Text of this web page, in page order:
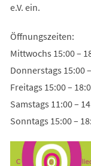
e.V. ein.
Öffnungszeiten:
Mittwochs 15:00 –
Donnerstags 15:00
Freitags 15:00 –
Samstags 11:00 –
Sonntags 15:00 –